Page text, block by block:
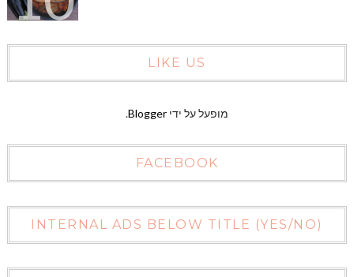
LIKE US
מופעל על ידי Blogger
.
FACEBOOK
INTERNAL ADS BELOW TITLE (YES/NO)